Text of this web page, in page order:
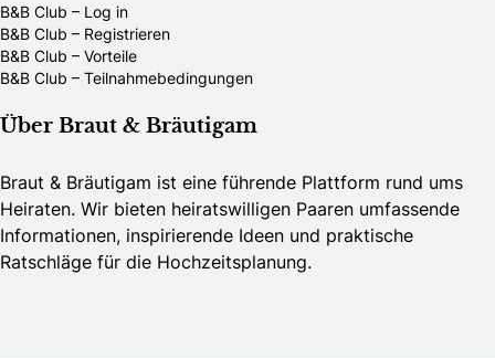
B&B Club – Log in
B&B Club – Registrieren
B&B Club – Vorteile
B&B Club – Teilnahmebedingungen
Über Braut & Bräutigam
Braut & Bräutigam ist eine führende Plattform rund ums
Heiraten. Wir bieten heiratswilligen Paaren umfassende
Informationen, inspirierende Ideen und praktische
Ratschläge für die Hochzeitsplanung.